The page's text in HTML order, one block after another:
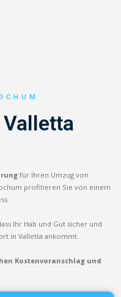
für Ihren Umzug von
profitieren Sie von einem
Ihr Hab und Gut sicher und
in Valletta ankommt.
Kostenvoranschlag und